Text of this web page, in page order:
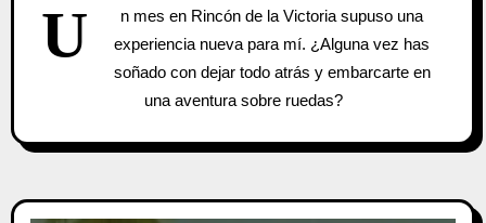
U
n mes en Rincón de la Victoria supuso una
experiencia nueva para mí. ¿Alguna vez has
soñado con dejar todo atrás y embarcarte en
una aventura sobre ruedas?